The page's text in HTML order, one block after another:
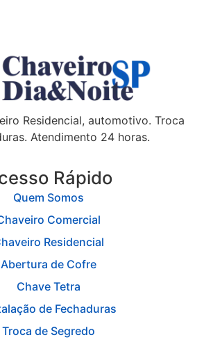
Residencial, automotivo. Troca
Atendimento 24 horas.
Rápido
Quem Somos
Comercial
Residencial
Abertura de Cofre
Chave Tetra
de Fechaduras
Troca de Segredo